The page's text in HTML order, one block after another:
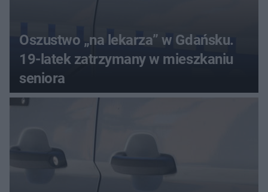
Oszustwo „na lekarza” w Gdańsku.
19-latek zatrzymany w mieszkaniu
seniora